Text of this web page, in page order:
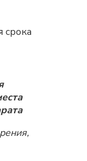
срока